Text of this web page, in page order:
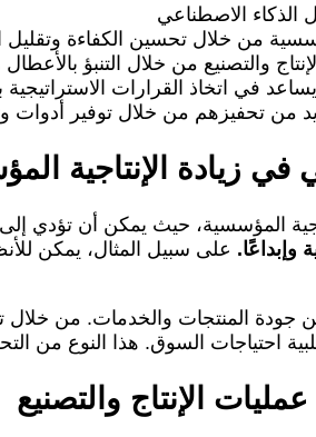
الذكاء الاصطناعي
من خلال تحسين الكفاءة وتقليل
والتصنيع من خلال التنبؤ
في اتخاذ القرارات
من تحفيزهم من خلال توفير أدوات
في زيادة الإنتاجية
المؤسسية، حيث يمكن أن تؤدي
وإبداعًا. على سبيل المثال، يمكن
المنتجات والخدمات. من خلال
احتياجات السوق. هذا النوع من
الإنتاج والتصنيع